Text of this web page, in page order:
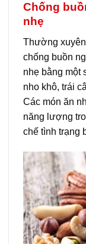
Chống
nhẹ
Thường
chống buồn
nhẹ bằng một
nho khô, trái
Các món ăn
năng lượng
chế tình trạng